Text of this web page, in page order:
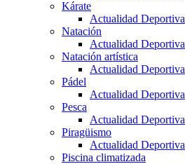
Kárate
Actualidad Deportiva
Natación
Actualidad Deportiva
Natación artística
Actualidad Deportiva
Pádel
Actualidad Deportiva
Pesca
Actualidad Deportiva
Piragüismo
Actualidad Deportiva
Piscina climatizada